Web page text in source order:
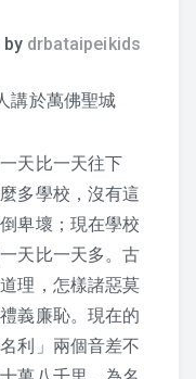
by drbataipeikids
講於萬佛聖城
天比一天往下
多學校，沒有這
卑壞；現在學校
天比一天多。古
理， 怎樣諸惡莫
義廉恥。現在的
利」兩個音差不